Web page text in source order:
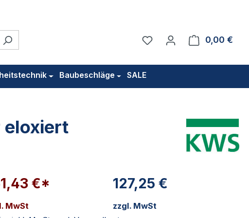
Du hast 0 Produkte auf
0,00 €
Baubeschläge SALE
eloxiert
€*
MwSt
127,25 €
zzgl. MwSt